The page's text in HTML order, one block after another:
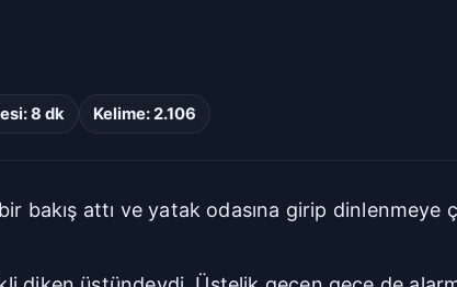
8 dk Kelime: 2.106
bakış attı ve yatak odasına girip dinlenmeye